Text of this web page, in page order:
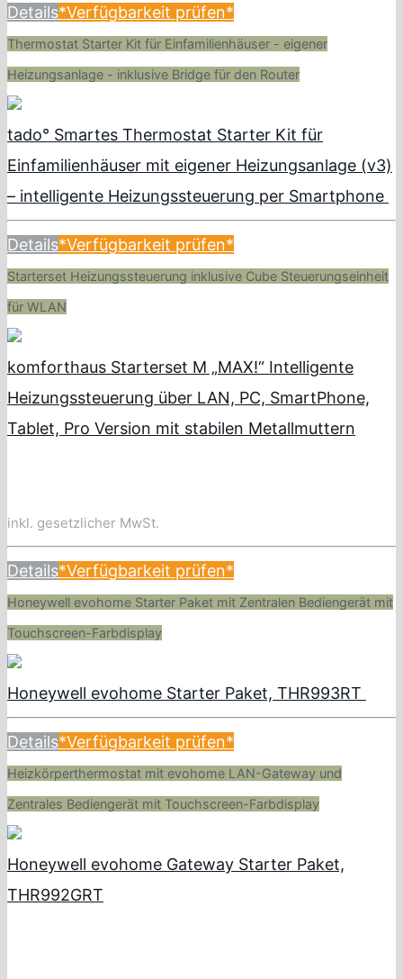
Details*Verfügbarkeit prüfen*
Thermostat Starter Kit für Einfamilienhäuser - eigener
Heizungsanlage - inklusive Bridge für den Router
tado° Smartes Thermostat Starter Kit für
Einfamilienhäuser mit eigener Heizungsanlage (v3)
– intelligente Heizungssteuerung per Smartphone
Details*Verfügbarkeit prüfen*
Starterset Heizungssteuerung inklusive Cube Steuerungseinheit
für WLAN
komforthaus Starterset M „MAX!“ Intelligente
Heizungssteuerung über LAN, PC, SmartPhone,
Tablet, Pro Version mit stabilen Metallmuttern
inkl. gesetzlicher MwSt.
Details*Verfügbarkeit prüfen*
Honeywell evohome Starter Paket mit Zentralen Bediengerät mit
Touchscreen-Farbdisplay
Honeywell evohome Starter Paket, THR993RT
Details*Verfügbarkeit prüfen*
Heizkörperthermostat mit evohome LAN-Gateway und
Zentrales Bediengerät mit Touchscreen-Farbdisplay
Honeywell evohome Gateway Starter Paket,
THR992GRT